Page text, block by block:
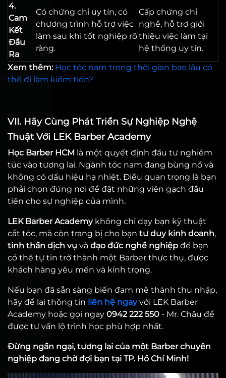
4.
Cam
Kết
Đầu
Ra
Có chứng chỉ uy tín, có
chương trình hỗ trợ việc
làm sau khi tốt nghiệp rõ
ràng.
Cấp chứng chỉ
nghề, hỗ trợ giới
thiệu việc làm tại
hệ thống uy tín.
Xem thêm: Học tóc nam trong thời gian bao lâu có
thể đi làm kiếm tiền?
VII. Hãy Cùng Phát Triển Sự Nghiệp Nghệ
Thuật Với LEK Barber Academy
Học Barber HCM là một quyết định đầu tư nghiêm
túc vào tương lai. Ngành tóc nam đang bùng nổ và
không có dấu hiệu hạ nhiệt. Điều quan trọng là bạn
phải chọn đúng nơi để đặt những viên gạch đầu
tiên cho sự nghiệp của mình.
LEK Barber Academykhông chỉ dạy bạn kỹ thuật
cắt tóc, mà còn trang bị cho bạn tư duy kinh doanh,
tinh thần dịch vụ và đạo đức nghề nghiệp để bạn
có thể tự tin trở thành một Barber thực thụ, được
khách hàng yêu mến và kính trọng.
Nếu bạn đã sẵn sàng biến đam mê thành thu nhập,
hãy để lại thông tin liên hệ ngayvới LEK Barber
Academy hoặc gọi ngay 0942 222 550 - Mr. Châu để
được tư vấn lộ trình học phù hợp nhất.
Đừng ngần ngại, tương lai của một Barber chuyên
nghiệp đang chờ đợi bạn tại TP. Hồ Chí Minh!